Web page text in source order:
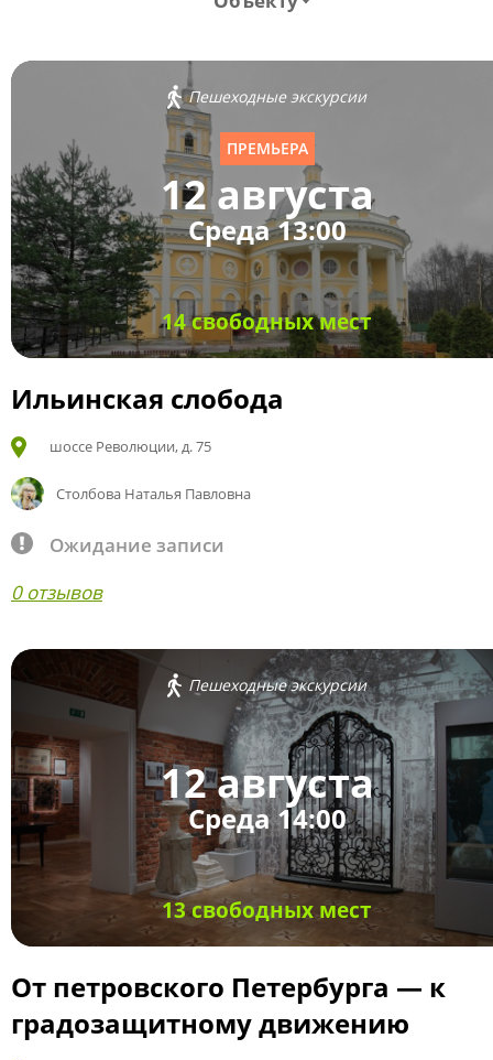
Пешеходные экскурсии
ПРЕМЬЕРА
12 августа
Среда 13:00
14 свободных мест
Ильинская слобода
шоссе Революции, д. 75
Столбова Наталья Павловна
Ожидание записи
0 отзывов
Пешеходные экскурсии
12 августа
Среда 14:00
13 свободных мест
От петровского Петербурга — к
градозащитному движению